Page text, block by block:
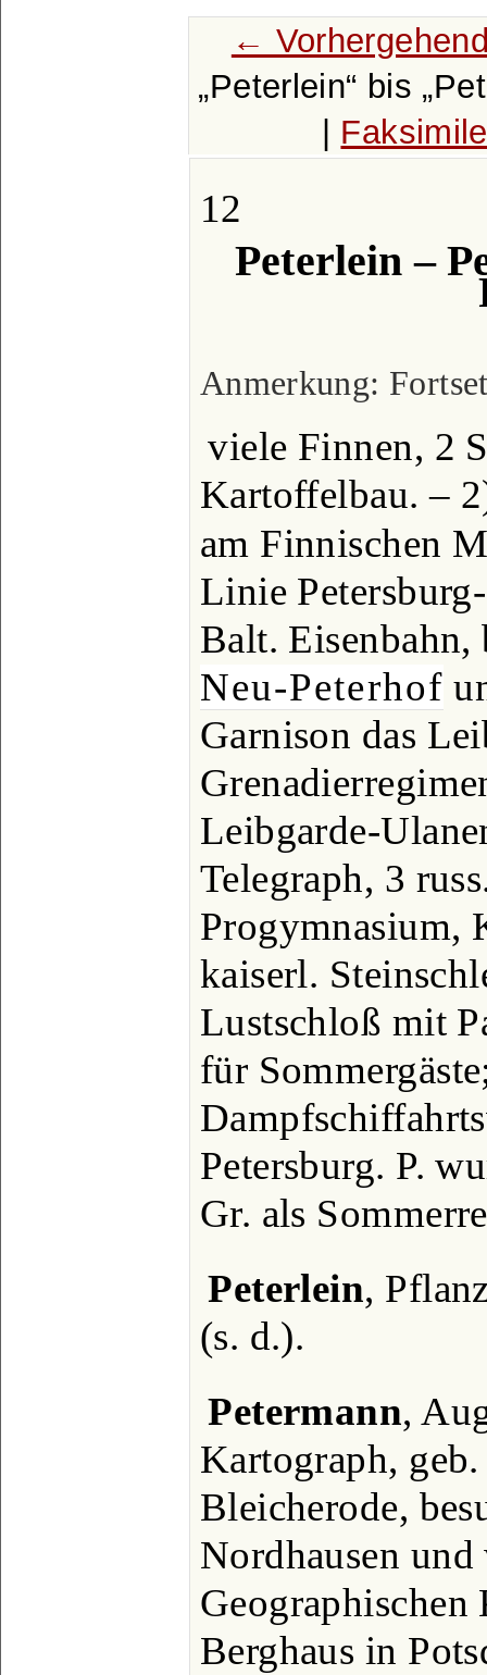
←
Peterlein
bis
Faksimile
12
Peterlein –
Anmerkung:
viele Finnen, 2
Kartoffelbau. –
am Finnischen
Linie
Balt. Eisenbahn,
Neu-Peterhof
Garnison das
Leibgarde-
Telegraph, 3
Progymnasium,
kaiserl.
Lustschloß mit
für
Petersburg. P.
Gr. als
Peterlein,
(s. d.).
Petermann,
Kartograph,
Bleicherode,
Nordhausen
Geographischen
Berghaus in